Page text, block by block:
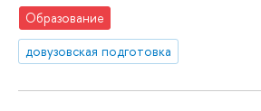
Образование
довузовская подготовка